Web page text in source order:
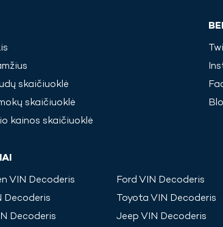
skaičiuoklė
skaičiuoklė
kainos skaičiuoklė
VIN Decoderis Ford VIN Decoderis
Decoderis Toyota VIN Decoderis
Decoderis Jeep VIN Decoderis